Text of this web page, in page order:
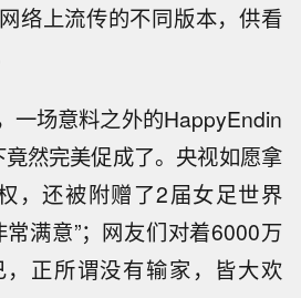
络上流传的不同版本，供看
一场意料之外的HappyEndin
然完美促成了。央视如愿拿
，还被附赠了2届女足世界
常满意”；网友们对着6000万
正所谓没有输家，皆大欢